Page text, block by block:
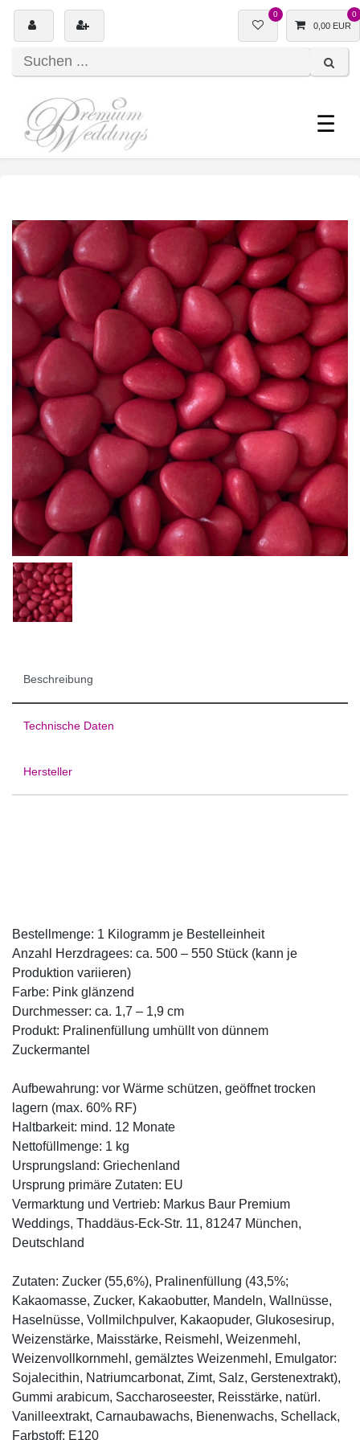
0 0
0,00 EUR
☰
Beschreibung
Technische Daten
Hersteller
Bestellmenge: 1 Kilogramm je Bestelleinheit
Anzahl Herzdragees: ca. 500 – 550 Stück (kann je
Produktion variieren)
Farbe: Pink glänzend
Durchmesser: ca. 1,7 – 1,9 cm
Produkt: Pralinenfüllung umhüllt von dünnem
Zuckermantel
Aufbewahrung: vor Wärme schützen, geöffnet trocken
lagern (max. 60% RF)
Haltbarkeit: mind. 12 Monate
Nettofüllmenge: 1 kg
Ursprungsland: Griechenland
Ursprung primäre Zutaten: EU
Vermarktung und Vertrieb: Markus Baur Premium
Weddings, Thaddäus-Eck-Str. 11, 81247 München,
Deutschland
Zutaten: Zucker (55,6%), Pralinenfüllung (43,5%;
Kakaomasse, Zucker, Kakaobutter, Mandeln, Wallnüsse,
Haselnüsse, Vollmilchpulver, Kakaopuder, Glukosesirup,
Weizenstärke, Maisstärke, Reismehl, Weizenmehl,
Weizenvollkornmehl, gemälztes Weizenmehl, Emulgator:
Sojalecithin, Natriumcarbonat, Zimt, Salz, Gerstenextrakt),
Gummi arabicum, Saccharoseester, Reisstärke, natürl.
Vanilleextrakt, Carnaubawachs, Bienenwachs, Schellack,
Farbstoff: E120